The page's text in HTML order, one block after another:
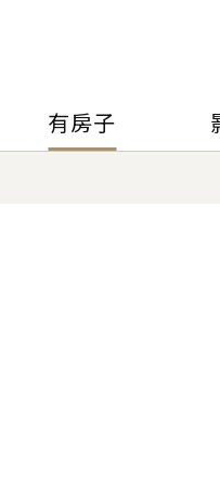
有房子